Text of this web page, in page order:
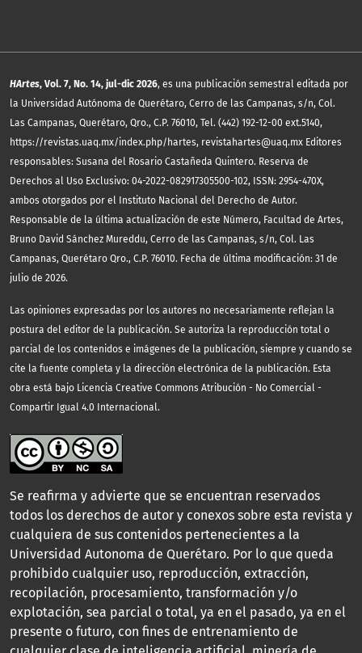
HArtes, Vol. 7, No. 14, jul-dic 2026, es una publicación semestral editada por
la Universidad Autónoma de Querétaro, Cerro de las Campanas, s/n, Col.
Las Campanas, Querétaro, Qro., C.P. 76010, Tel. (442) 192-12-00 ext.5140,
https://revistas.uaq.mx/index.php/hartes, revistahartes@uaq.mx Editores
responsables: Susana del Rosario Castañeda Quintero. Reserva de
Derechos al Uso Exclusivo: 04-2022-082917305500-102, ISSN: 2954-470X,
ambos otorgados por el Instituto Nacional del Derecho de Autor.
Responsable de la última actualización de este Número, Facultad de Artes,
Bruno David Sánchez Mureddu, Cerro de las Campanas, s/n, Col. Las
Campanas, Querétaro Qro., C.P. 76010. Fecha de última modificación: 31 de
julio de 2026.
Las opiniones expresadas por los autores no necesariamente reflejan la
postura del editor de la publicación. Se autoriza la reproducción total o
parcial de los contenidos e imágenes de la publicación, siempre y cuando se
cite la fuente completa y la dirección electrónica de la publicación. Esta
obra está bajo Licencia Creative Commons Atribución - No Comercial -
Compartir Igual 4.0 Internacional.
Se reafirma y advierte que se encuentran reservados
todos los derechos de autor y conexos sobre esta revista y
cualquiera de sus contenidos pertenecientes a la
Universidad Autonoma de Querétaro. Por lo que queda
prohibido cualquier uso, reproducción, extracción,
recopilación, procesamiento, transformación y/o
explotación, sea parcial o total, ya en el pasado, ya en el
presente o futuro, con fines de entrenamiento de